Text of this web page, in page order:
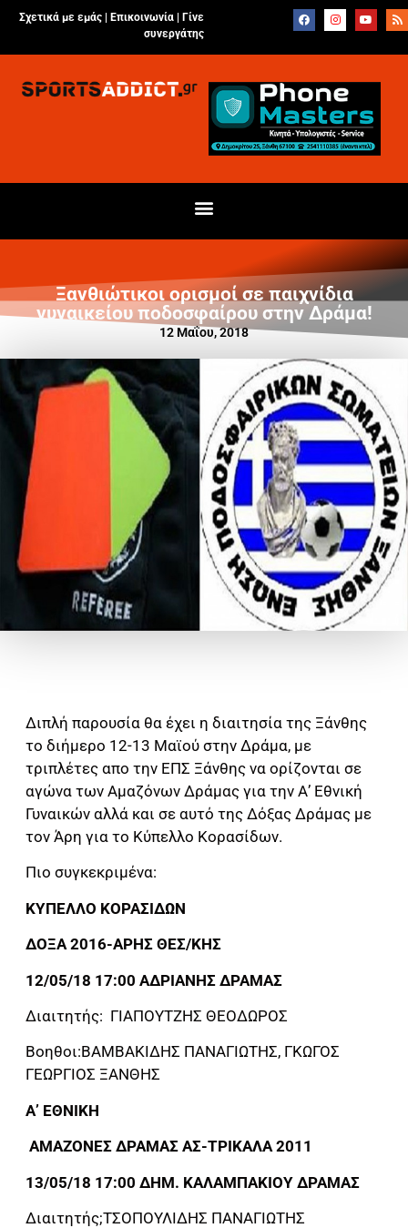
Σχετικά με εμάς | Επικοινωνία
Γίνε
συνεργάτης
Ξανθιώτικοι ορισμοί σε παιχνίδια
γυναικείου ποδοσφαίρου στην Δράμα!
12 Μαΐου, 2018
Διπλή παρουσία θα έχει η διαιτησία της Ξάνθης
το διήμερο 12-13 Μαϊού στην Δράμα, με
τριπλέτες απο την ΕΠΣ Ξάνθης να ορίζονται σε
αγώνα των Αμαζόνων Δράμας για την Α’ Εθνική
Γυναικών αλλά και σε αυτό της Δόξας Δράμας με
τον Άρη για το Κύπελλο Κορασίδων.
Πιο συγκεκριμένα:
ΚΥΠΕΛΛΟ ΚΟΡΑΣΙΔΩΝ
ΔΟΞΑ 2016-ΑΡΗΣ ΘΕΣ/ΚΗΣ
12/05/18 17:00 ΑΔΡΙΑΝΗΣ ΔΡΑΜΑΣ
Διαιτητής: ΓΙΑΠΟΥΤΖΗΣ ΘΕΟΔΩΡΟΣ
Βοηθοι:ΒΑΜΒΑΚΙΔΗΣ ΠΑΝΑΓΙΩΤΗΣ, ΓΚΩΓΟΣ
ΓΕΩΡΓΙΟΣ ΞΑΝΘΗΣ
Α’ ΕΘΝΙΚΗ
ΑΜΑΖΟΝΕΣ ΔΡΑΜΑΣ ΑΣ-ΤΡΙΚΑΛΑ 2011
13/05/18 17:00 ΔΗΜ. ΚΑΛΑΜΠΑΚΙΟΥ ΔΡΑΜΑΣ
Διαιτητής;ΤΣΟΠΟΥΛΙΔΗΣ ΠΑΝΑΓΙΩΤΗΣ